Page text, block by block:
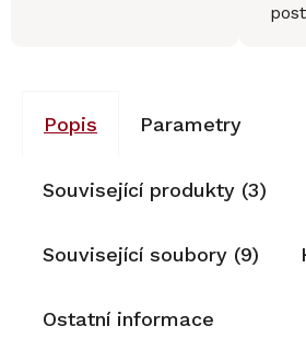
Popis Parametry
Související produkty (3)
Související soubory (9)
Ostatní informace